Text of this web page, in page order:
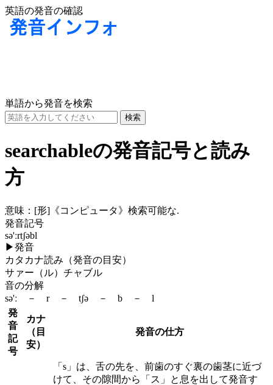
英語の発音の確認
単語から発音を検索
searchableの発音記号と読み
方
意味： [形] 《コンピュータ》検索可能な.
発音記号
sə'ːrtʃəbl
▶発音
カタカナ読み（発音の目安）
サァー（ル）チャブル
音の分解
sə'ː － r － tʃə － b － l
発
音
記
号
カナ
（目
安）
発音の仕方
「s」は、舌の先を、前歯のすぐ裏の歯茎に近づ
けて、その隙間から「ス」と息を出して発音す